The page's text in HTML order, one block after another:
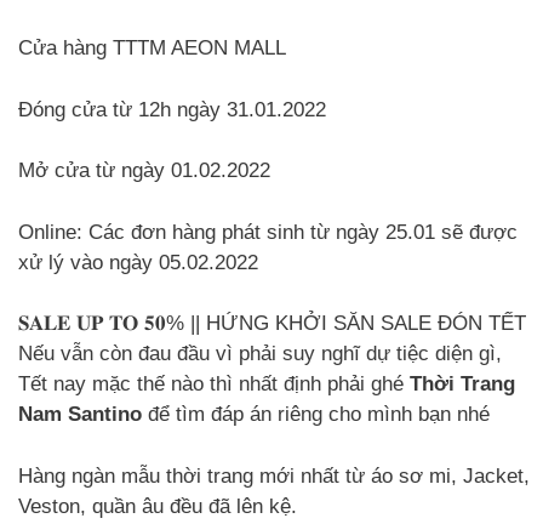
Cửa hàng TTTM AEON MALL
Đóng cửa từ 12h ngày 31.01.2022
Mở cửa từ ngày 01.02.2022
Online: Các đơn hàng phát sinh từ ngày 25.01 sẽ được
xử lý vào ngày 05.02.2022
𝐒𝐀𝐋𝐄 𝐔𝐏 𝐓𝐎 𝟓𝟎% || HỨNG KHỞI SĂN SALE ĐÓN TẾT
Nếu vẫn còn đau đầu vì phải suy nghĩ dự tiệc diện gì,
Tết nay mặc thế nào thì nhất định phải ghé Thời Trang
Nam Santino để tìm đáp án riêng cho mình bạn nhé
Hàng ngàn mẫu thời trang mới nhất từ áo sơ mi, Jacket,
Veston, quần âu đều đã lên kệ.